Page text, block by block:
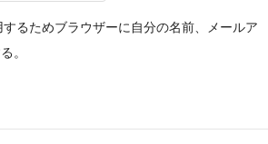
るためブラウザーに自分の名前、メールア
。